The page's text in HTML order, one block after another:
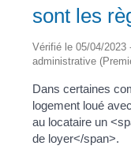
sont les
Vérifié le 05/04/2023
administrative
Dans certaines
logement loué
au locataire un
de loyer</span>.